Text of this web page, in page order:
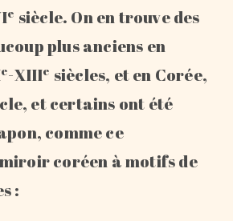
e siècle. On en trouve des
plus anciens en
e-XIIIe siècles, et en Corée,
et certains ont été
comme ce
coréen à motifs de
: